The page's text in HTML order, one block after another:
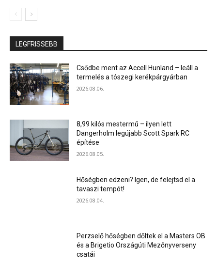
LEGFRISSEBB
Csődbe ment az Accell Hunland – leáll a
termelés a tószegi kerékpárgyárban
2026.08.06.
8,99 kilós mestermű – ilyen lett
Dangerholm legújabb Scott Spark RC
építése
2026.08.05.
Hőségben edzeni? Igen, de felejtsd el a
tavaszi tempót!
2026.08.04.
Perzselő hőségben dőltek el a Masters OB
és a Brigetio Országúti Mezőnyverseny
csatái